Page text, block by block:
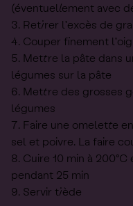
(éventuellement avec
Retirer l'excès de
Couper finement
Mettre la pâte dans
légumes sur la pâte
Mettre des grosses
légumes
Faire une omelette
sel et poivre. La faire
Cuire 10 min à 200°C
pendant 25 min
Servir tiède